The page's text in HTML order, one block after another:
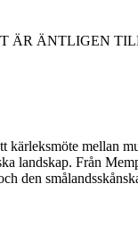
ÄNTLIGEN
kärleksmöte mellan
landskap. Från
den